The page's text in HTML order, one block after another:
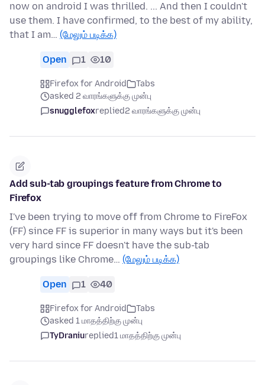
now on android I was thrilled. ... And then I couldn't
use them. I have confirmed, to the best of my ability,
that I am… (மேலும் படிக்க)
Open 1 10
Firefox for Android
Tabs
asked 2 வாரங்களுக்கு முன்பு
snugglefoxreplied2 வாரங்களுக்கு முன்பு
Add sub-tab groupings feature from Chrome to
Firefox
I've been trying to move off from Chrome to FireFox
(FF) since FF is superior in many ways but it's been
very hard since FF doesn't have the sub-tab
groupings like Chrome… (மேலும் படிக்க)
Open 1 40
Firefox for Android
Tabs
asked 1 மாதத்திற்கு முன்பு
TyDraniureplied1 மாதத்திற்கு முன்பு